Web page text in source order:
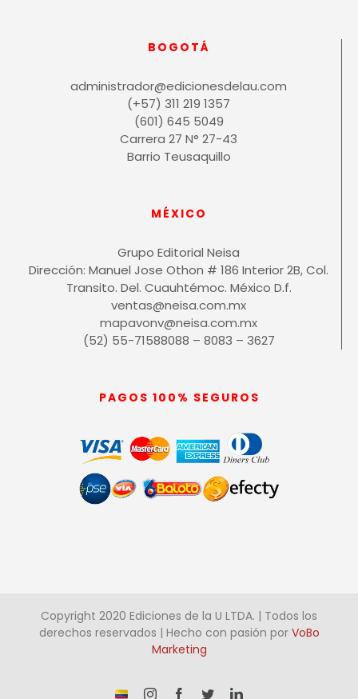
BOGOTÁ
administrador@edicionesdelau.com
(+57) 311 219 1357
(601) 645 5049
Carrera 27 N° 27-43
Barrio Teusaquillo
MÉXICO
Grupo Editorial Neisa
Dirección: Manuel Jose Othon # 186 Interior 2B, Col.
Transito. Del. Cuauhtémoc. México D.f.
ventas@neisa.com.mx
mapavonv@neisa.com.mx
(52) 55-71588088 – 8083 – 3627
PAGOS 100% SEGUROS
Copyright 2020 Ediciones de la U LTDA. | Todos los
derechos reservados | Hecho con pasión por VoBo
Marketing
¡Somos InstagramFacebook
X LinkedIn